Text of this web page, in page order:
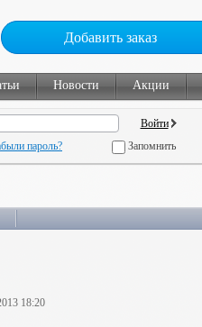
Добавить заказ
Новости Акции
пароль? Запомнить
18:20